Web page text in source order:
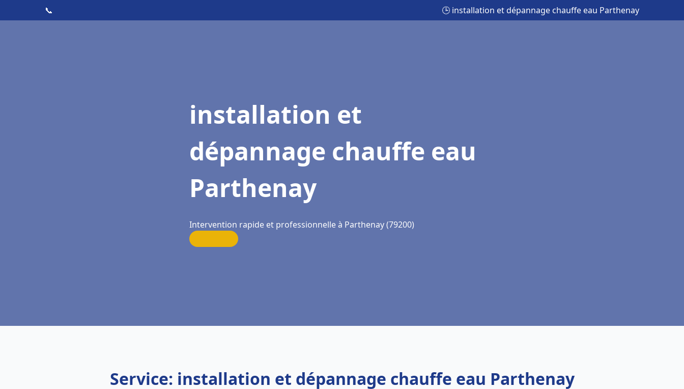
📞 🕒 installation et dépannage chauffe eau Parthenay
installation et
dépannage chauffe eau
Parthenay
Intervention rapide et professionnelle à Parthenay (79200)
Service: installation et dépannage chauffe eau Parthenay